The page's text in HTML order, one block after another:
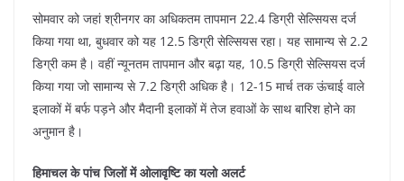
सोमवार को जहां श्रीनगर का अधिकतम तापमान 22.4 डिग्री सेल्सियस दर्ज
किया गया था, बुधवार को यह 12.5 डिग्री सेल्सियस रहा। यह सामान्य से 2.2
डिग्री कम है। वहीं न्यूनतम तापमान और बढ़ा यह, 10.5 डिग्री सेल्सियस दर्ज
किया गया जो सामान्य से 7.2 डिग्री अधिक है। 12-15 मार्च तक ऊंचाई वाले
इलाकों में बर्फ पड़ने और मैदानी इलाकों में तेज हवाओं के साथ बारिश होने का
अनुमान है।
हिमाचल के पांच जिलों में ओलावृष्टि का यलो अलर्ट